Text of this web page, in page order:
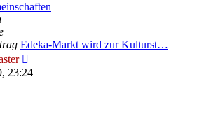
Edeka-Markt wird zur Kulturst…
Beitrag
23:24